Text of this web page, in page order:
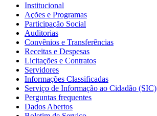
Institucional
Ações e Programas
Participação Social
Auditorias
Convênios e Transferências
Receitas e Despesas
Licitações e Contratos
Servidores
Informações Classificadas
Serviço de Informação ao Cidadão (SIC)
Perguntas frequentes
Dados Abertos